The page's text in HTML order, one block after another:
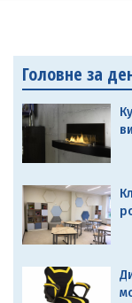
Головне за